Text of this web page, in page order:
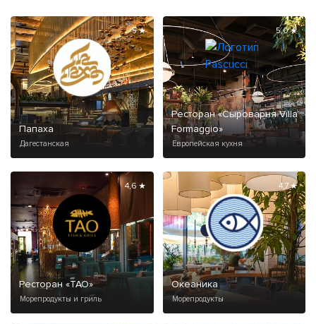
Папаха
Дагестанская
5 ★
Ресторан «Сыроварня Villa
Formaggio»
Европейская кухня
5,0 ★
Ресторан «ТАО»
Морепродукты и гриль
4,6 ★
Океаника
Морепродукты
4,7 ★